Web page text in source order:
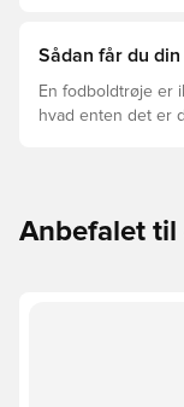
Sådan får du
En fodboldtrøje er
hvad enten det er
Anbefalet til